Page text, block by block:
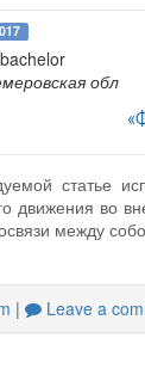
обл
статье
движения во
между
| Leave a